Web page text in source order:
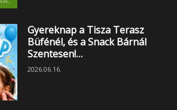
Gyereknap a Tisza Terasz
Büfénél, és a Snack Bárnál
Szentesen!…
2026.06.16.